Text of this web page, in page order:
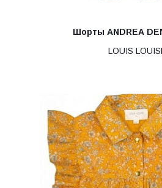
Шорты ANDREA
LOUIS